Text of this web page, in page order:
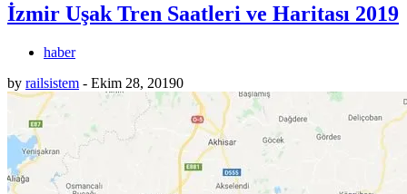
İzmir Uşak Tren Saatleri ve Haritası 2019
haber
by railsistem - Ekim 28, 20190